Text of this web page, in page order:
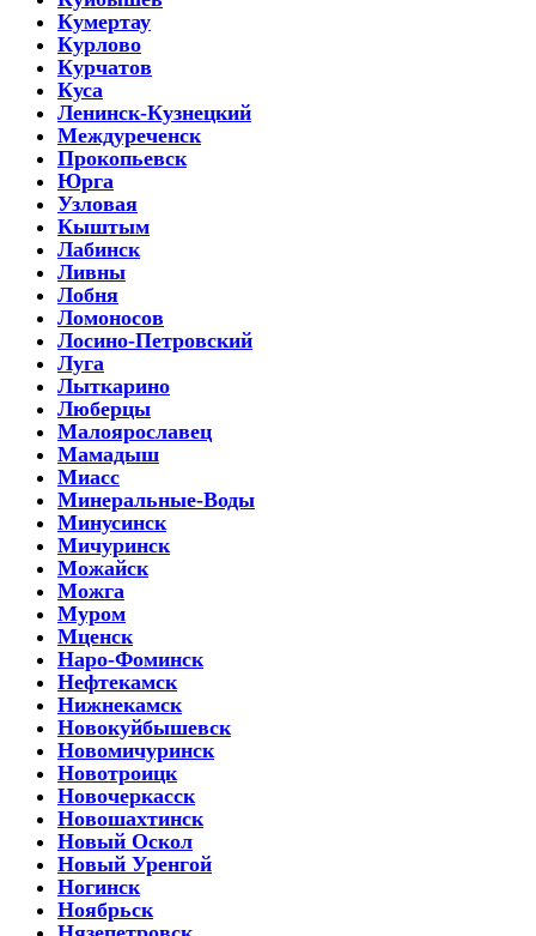
Кумертау
Курлово
Курчатов
Куса
Ленинск-Кузнецкий
Междуреченск
Прокопьевск
Юрга
Узловая
Кыштым
Лабинск
Ливны
Лобня
Ломоносов
Лосино-Петровский
Луга
Лыткарино
Люберцы
Малоярославец
Мамадыш
Миасс
Минеральные-Воды
Минусинск
Мичуринск
Можайск
Можга
Муром
Мценск
Наро-Фоминск
Нефтекамск
Нижнекамск
Новокуйбышевск
Новомичуринск
Новотроицк
Новочеркасск
Новошахтинск
Новый Оскол
Новый Уренгой
Ногинск
Ноябрьск